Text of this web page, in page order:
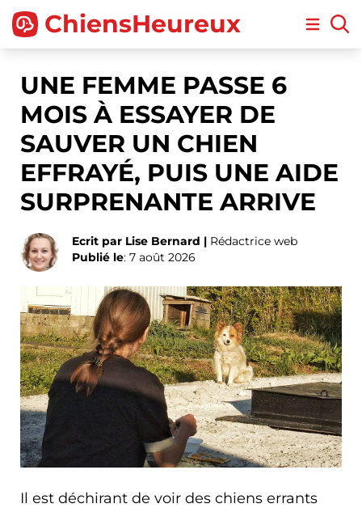
ChiensHeureux Open
UNE FEMME PASSE 6
MOIS À ESSAYER DE
SAUVER UN CHIEN
EFFRAYÉ, PUIS UNE AIDE
SURPRENANTE ARRIVE
Ecrit par Lise Bernard | Rédactrice web
Publié le: 7 août 2026
Il est déchirant de voir des chiens errants